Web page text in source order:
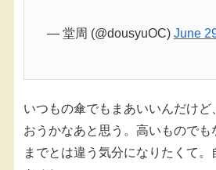
— 堂周 (@dousyuOC) June
いつもの傘でもまあいいんだけど
おうかなあと思う。高いもので
までとは違う気分になりたくて